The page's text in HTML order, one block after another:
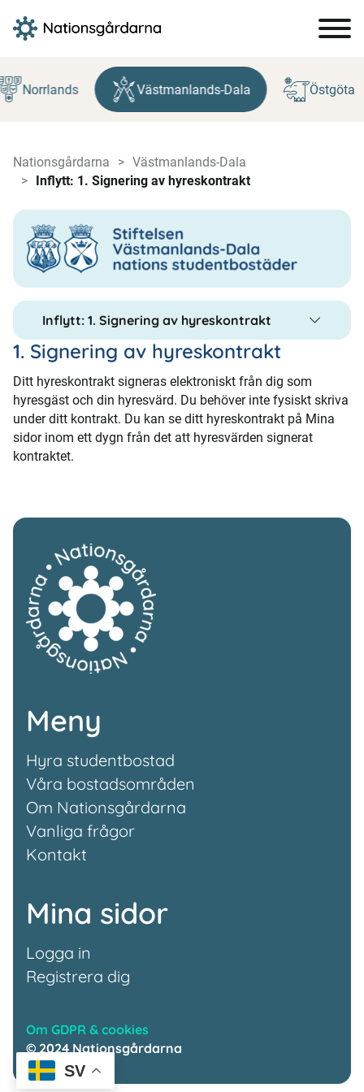
till
innehåll
Norrlands Västmanlands-Dala Östgöta
Nationsgårdarna
Västmanlands-Dala
Inflytt: 1. Signering av hyreskontrakt
Inflytt: 1. Signering av hyreskontrakt
1. Signering av hyreskontrakt
Ditt hyreskontrakt signeras elektroniskt från dig som
hyresgäst och din hyresvärd. Du behöver inte fysiskt skriva
under ditt kontrakt. Du kan se ditt hyreskontrakt på Mina
sidor inom ett dygn från det att hyresvärden signerat
kontraktet.
Om GDPR & cookies
© 2024 Nationsgårdarna
Meny
Hyra studentbostad
Våra bostadsområden
Om Nationsgårdarna
Vanliga frågor
Kontakt
Mina sidor
Logga in
Registrera dig
SV